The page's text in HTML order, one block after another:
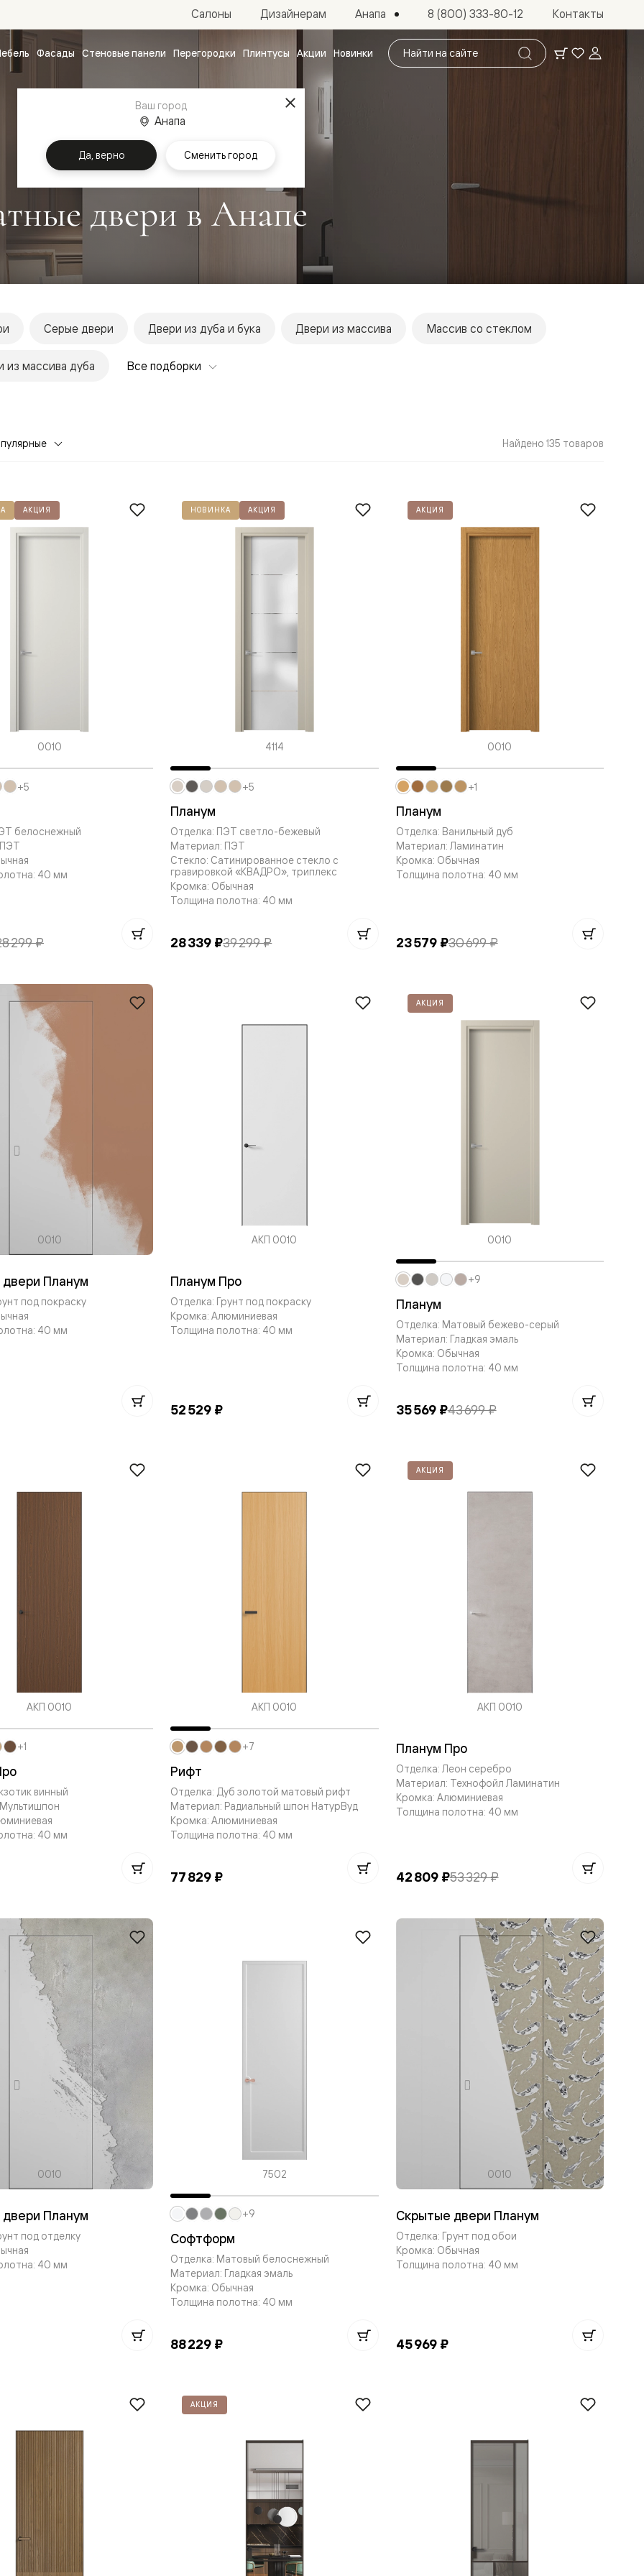
Поиск
по
сайту
Фасады Стеновые панели Перегородки Плинтусы Акции Новинки
Салоны Дизайнерам Анапа 8 (800) 333-80-12 Контакты
Ваш город
Анапа
Да, верно Сменить город
двери в Анапе
Серые двери Двери из дуба и бука Двери из массива Массив со стеклом
массива дуба Все подборки
Найдено 135 товаров
АКЦИЯ
0010
белоснежный
40 мм
299 ₽
+5
НОВИНКА АКЦИЯ
4114
Планум
Отделка: ПЭТ светло-бежевый
Материал: ПЭТ
Стекло: Сатинированное стекло с
гравировкой «КВАДРО», триплекс
Кромка: Обычная
Толщина полотна: 40 мм
28 339 ₽39 299 ₽
+5
АКЦИЯ
0010
Планум
Отделка: Ванильный дуб
Материал: Ламинатин
Кромка: Обычная
Толщина полотна: 40 мм
23 579 ₽30 699 ₽
+1
0010
Планум
под покраску
40 мм
АКП 0010
Планум Про
Отделка: Грунт под покраску
Кромка: Алюминиевая
Толщина полотна: 40 мм
52 529 ₽
АКЦИЯ
0010
Планум
Отделка: Матовый бежево-серый
Материал: Гладкая эмаль
Кромка: Обычная
Толщина полотна: 40 мм
35 569 ₽43 699 ₽
+9
АКП 0010
винный
40 мм
+1
АКП 0010
Рифт
Отделка: Дуб золотой матовый рифт
Материал: Радиальный шпон НатурВуд
Кромка: Алюминиевая
Толщина полотна: 40 мм
77 829 ₽
+7
АКЦИЯ
АКП 0010
Планум Про
Отделка: Леон серебро
Материал: Технофойл Ламинатин
Кромка: Алюминиевая
Толщина полотна: 40 мм
42 809 ₽53 329 ₽
0010
Планум
под отделку
40 мм
7502
Софтформ
Отделка: Матовый белоснежный
Материал: Гладкая эмаль
Кромка: Обычная
Толщина полотна: 40 мм
88 229 ₽
+9
0010
Скрытые двери Планум
Отделка: Грунт под обои
Кромка: Обычная
Толщина полотна: 40 мм
45 969 ₽
АКЦИЯ